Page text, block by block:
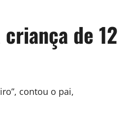
criança de 12
contou o pai,